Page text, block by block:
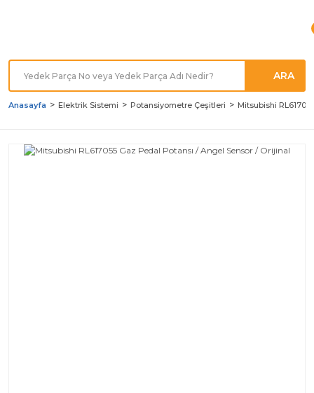
ARA
Anasayfa Elektrik Sistemi Potansiyometre Çeşitleri Mitsubishi